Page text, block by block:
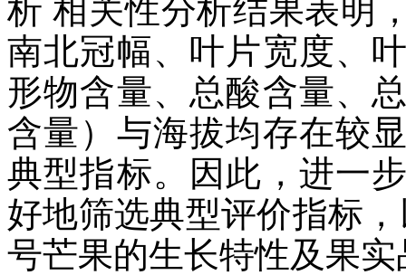
析 相关性分析结果表明
南北冠幅、叶片宽度、
形物含量、总酸含量、
含量）与海拔均存在较
典型指标。因此，进一
好地筛选典型评价指标
号芒果的生长特性及果实